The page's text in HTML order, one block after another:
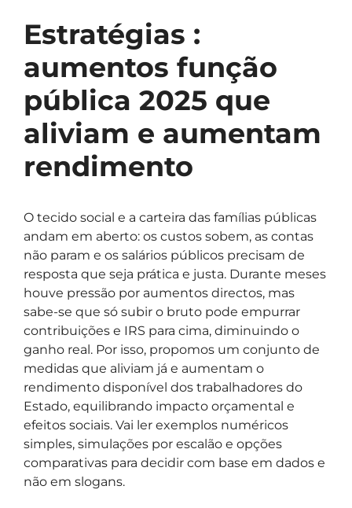
Estratégias :
aumentos função
pública 2025 que
aliviam e aumentam
rendimento
O tecido social e a carteira das famílias públicas
andam em aberto: os custos sobem, as contas
não param e os salários públicos precisam de
resposta que seja prática e justa. Durante meses
houve pressão por aumentos directos, mas
sabe-se que só subir o bruto pode empurrar
contribuições e IRS para cima, diminuindo o
ganho real. Por isso, propomos um conjunto de
medidas que aliviam já e aumentam o
rendimento disponível dos trabalhadores do
Estado, equilibrando impacto orçamental e
efeitos sociais. Vai ler exemplos numéricos
simples, simulações por escalão e opções
comparativas para decidir com base em dados e
não em slogans.